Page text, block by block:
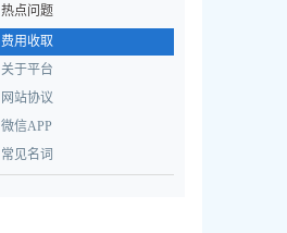
热点问题
费用收取
关于平台
网站协议
微信APP
常见名词